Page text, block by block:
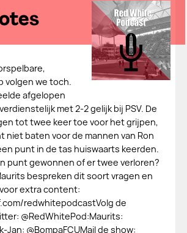
volgen we toch.
afgelopen
met 2-2 gelijk bij PSV. De
tot twee keer toe voor het grijpen,
niet baten voor de mannen van Ron
punt in de tas huiswaarts keerden.
punt gewonnen of er twee verloren?
bespreken dit soort vragen en
extra content:
redwhitepodcastVolg de
@RedWhitePod:Maurits:
Jan: @BompaFCUMail de show: